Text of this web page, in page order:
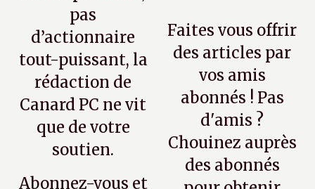
pas
d’actionnaire
tout-puissant, la
rédaction de
Canard PC ne vit
que de votre
soutien.
Abonnez-vous et
Faites vous offrir
des articles par
vos amis
abonnés ! Pas
d'amis ?
Chouinez auprès
des abonnés